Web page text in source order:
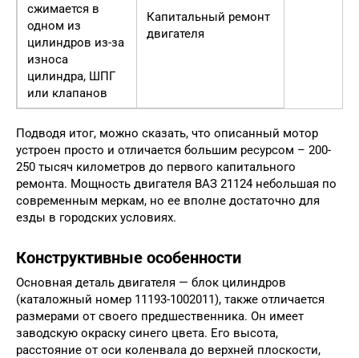
сжимается в
одном из
цилиндров из-за
износа
цилиндра, ШПГ
или клапанов
Капитальный ремонт
двигателя
Подводя итог, можно сказать, что описанный мотор
устроен просто и отличается большим ресурсом – 200-
250 тысяч километров до первого капитального
ремонта. Мощность двигателя ВАЗ 21124 небольшая по
современным меркам, но ее вполне достаточно для
езды в городских условиях.
Конструктивные особенности
Основная деталь двигателя — блок цилиндров
(каталожный номер 11193-1002011), также отличается
размерами от своего предшественника. Он имеет
заводскую окраску синего цвета. Его высота,
расстояние от оси коленвала до верхней плоскости,